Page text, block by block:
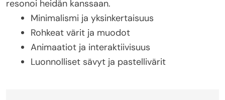
resonoi heidän kanssaan.
Minimalismi ja yksinkertaisuus
Rohkeat värit ja muodot
Animaatiot ja interaktiivisuus
Luonnolliset sävyt ja pastellivärit